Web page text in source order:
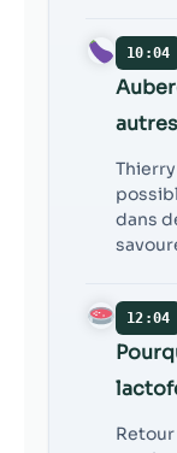
10:04
dans
12:04